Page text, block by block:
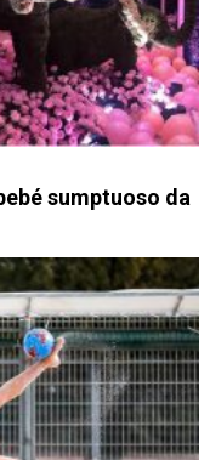
sumptuoso da